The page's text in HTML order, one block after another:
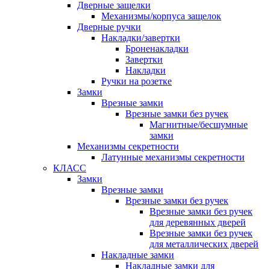
Дверные защелки
Механизмы/корпуса защелок
Дверные ручки
Накладки/завертки
Броненакладки
Завертки
Накладки
Ручки на розетке
Замки
Врезные замки
Врезные замки без ручек
Магнитные/бесшумные
замки
Механизмы секретности
Латунные механизмы секретности
КЛАСС
Замки
Врезные замки
Врезные замки без ручек
Врезные замки без ручек
для деревянных дверей
Врезные замки без ручек
для металлических дверей
Накладные замки
Накладные замки для